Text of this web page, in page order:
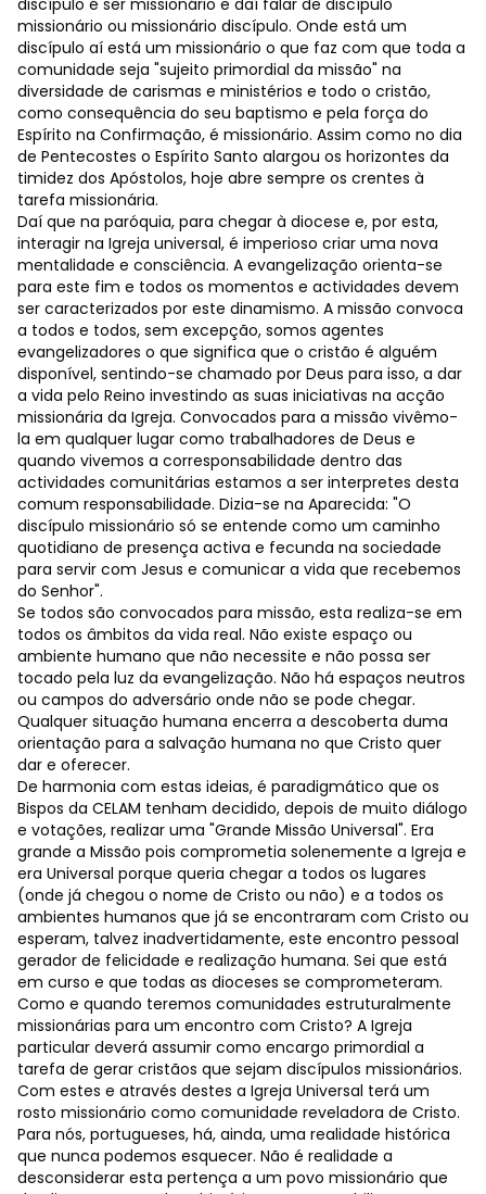
discípulo é ser missionário e daí falar de discípulo
missionário ou missionário discípulo. Onde está um
discípulo aí está um missionário o que faz com que toda a
comunidade seja "sujeito primordial da missão" na
diversidade de carismas e ministérios e todo o cristão,
como consequência do seu baptismo e pela força do
Espírito na Confirmação, é missionário. Assim como no dia
de Pentecostes o Espírito Santo alargou os horizontes da
timidez dos Apóstolos, hoje abre sempre os crentes à
tarefa missionária.
Daí que na paróquia, para chegar à diocese e, por esta,
interagir na Igreja universal, é imperioso criar uma nova
mentalidade e consciência. A evangelização orienta-se
para este fim e todos os momentos e actividades devem
ser caracterizados por este dinamismo. A missão convoca
a todos e todos, sem excepção, somos agentes
evangelizadores o que significa que o cristão é alguém
disponível, sentindo-se chamado por Deus para isso, a dar
a vida pelo Reino investindo as suas iniciativas na acção
missionária da Igreja. Convocados para a missão vivêmo-
la em qualquer lugar como trabalhadores de Deus e
quando vivemos a corresponsabilidade dentro das
actividades comunitárias estamos a ser interpretes desta
comum responsabilidade. Dizia-se na Aparecida: "O
discípulo missionário só se entende como um caminho
quotidiano de presença activa e fecunda na sociedade
para servir com Jesus e comunicar a vida que recebemos
do Senhor".
Se todos são convocados para missão, esta realiza-se em
todos os âmbitos da vida real. Não existe espaço ou
ambiente humano que não necessite e não possa ser
tocado pela luz da evangelização. Não há espaços neutros
ou campos do adversário onde não se pode chegar.
Qualquer situação humana encerra a descoberta duma
orientação para a salvação humana no que Cristo quer
dar e oferecer.
De harmonia com estas ideias, é paradigmático que os
Bispos da CELAM tenham decidido, depois de muito diálogo
e votações, realizar uma "Grande Missão Universal". Era
grande a Missão pois comprometia solenemente a Igreja e
era Universal porque queria chegar a todos os lugares
(onde já chegou o nome de Cristo ou não) e a todos os
ambientes humanos que já se encontraram com Cristo ou
esperam, talvez inadvertidamente, este encontro pessoal
gerador de felicidade e realização humana. Sei que está
em curso e que todas as dioceses se comprometeram.
Como e quando teremos comunidades estruturalmente
missionárias para um encontro com Cristo? A Igreja
particular deverá assumir como encargo primordial a
tarefa de gerar cristãos que sejam discípulos missionários.
Com estes e através destes a Igreja Universal terá um
rosto missionário como comunidade reveladora de Cristo.
Para nós, portugueses, há, ainda, uma realidade histórica
que nunca podemos esquecer. Não é realidade a
desconsiderar esta pertença a um povo missionário que